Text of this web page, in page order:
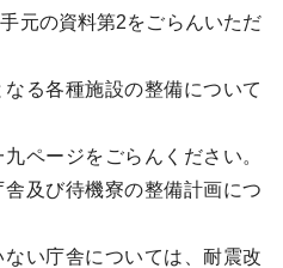
元の資料第2をごらんいただ
る各種施設の整備について
ページをごらんください。
及び待機寮の整備計画につ
い庁舎については、耐震改